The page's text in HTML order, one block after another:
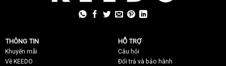
THÔNG TIN
Khuyến mãi
Về KEEDO
HỖ TRỢ
Câu hỏi
Đổi trả và bảo hành